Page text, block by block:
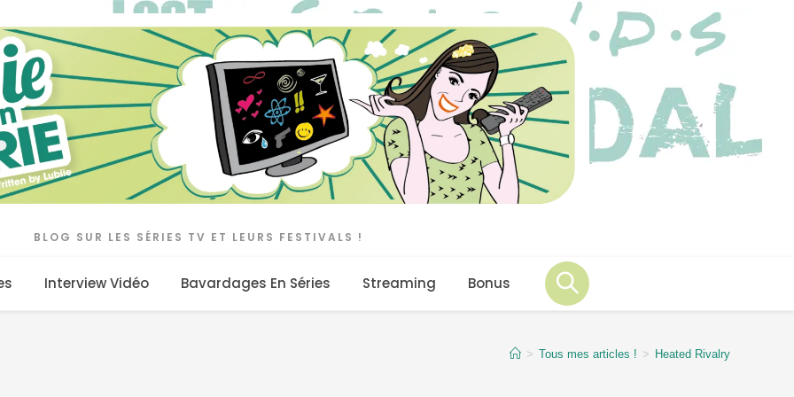
BLOG SUR LES SÉRIES TV ET LEURS FESTIVALS !
Interview Vidéo Bavardages En Séries Streaming Bonus
> Tous mes articles ! > Heated Rivalry